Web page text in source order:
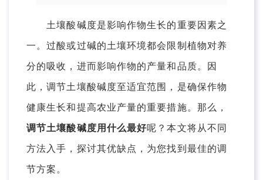
土壤酸碱度是影响作物生长的重要因素之
一。过酸或过碱的土壤环境都会限制植物对养
分的吸收，进而影响作物的产量和品质。因
此，调节土壤酸碱度至适宜范围，是确保作物
健康生长和提高农业产量的重要措施。那么，
调节土壤酸碱度用什么最好呢？本文将从不同
方法入手，探讨其优缺点，为您找到最佳的调
节方案。